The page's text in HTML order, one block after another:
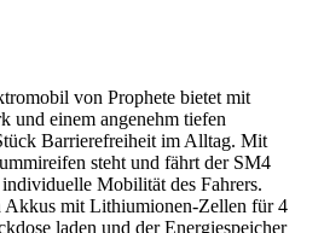
von Prophete bietet mit
und einem angenehm tiefen
Barrierefreiheit im Alltag. Mit
steht und fährt der SM4
Mobilität des Fahrers.
Akkus mit Lithiumionen-Zellen für 4
laden und der Energiespeicher